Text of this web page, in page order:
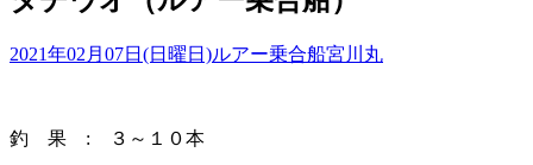
2021年02月07日(日曜日)ルアー乗合船宮川丸
釣 果 : ３～１０本